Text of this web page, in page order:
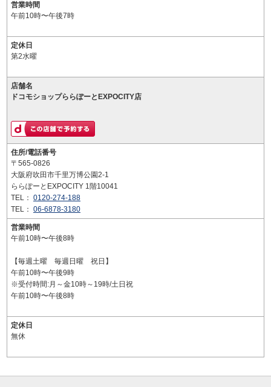
営業時間
午前10時〜午後7時
定休日
第2水曜
店舗名
ドコモショップららぽーとEXPOCITY店
住所/電話番号
〒565-0826
大阪府吹田市千里万博公園2-1
ららぽーとEXPOCITY 1階10041
TEL： 0120-274-188
TEL： 06-6878-3180
営業時間
午前10時〜午後8時
【毎週土曜 毎週日曜 祝日】
午前10時〜午後9時
※受付時間:月～金10時～19時/土日祝
午前10時〜午後8時
定休日
無休